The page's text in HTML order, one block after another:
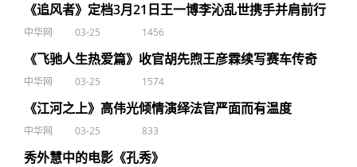
《追风者》定档3月21日王一博李沁乱世携手并肩前行
中华网 03-25 1456
《飞驰人生热爱篇》收官胡先煦王彦霖续写赛车传奇
中华网 03-25 1574
《江河之上》高伟光倾情演绎法官严面而有温度
中华网 03-25 833
秀外慧中的电影《孔秀》